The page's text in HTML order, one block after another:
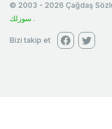
© 2003 - 2026 Çağdaş
سوزلك .
Bizi takip et